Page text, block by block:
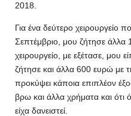
2018.
Για ένα δεύτερο χειρουργείο
Σεπτέμβριο, μου ζήτησε
χειρουργείο, με εξέτασε, μου
ζήτησε και άλλα 600 ευρώ με
προκύψει κάποια επιπλέον
βρω και άλλα χρήματα και ότι
είχα δανειστεί.